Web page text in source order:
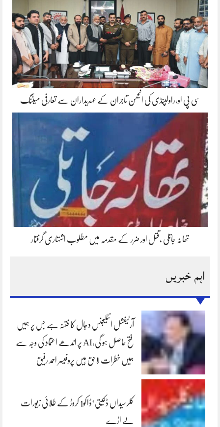
سی پی او،راولپنڈی کی انجمن تاجران کے عہدیداران سے تعارفی میٹنگ
تھانہ جاتلی ،قتل اور ضرر کے مقدمہ میں مطلوب اشتہاری گرفتار
اہم خبریں
آرٹیفشل انٹلیجنس دجال کا فتنہ ہے جس پر ہمیں
فتح حاصل ہو گی،AI پر اندھے اعتماد کی وجہ سے
ہمیں خطرات لاحق ہیں پروفیسر احمد رفیق
کلرسیداں ڈکیتی‘ڈاکو1 کروڑ کے طلائی زیورات
لے اڑے